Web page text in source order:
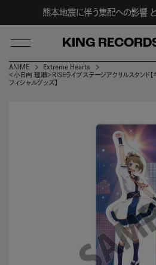
熊本地震に伴う集配への影響
KING
ANIME
Extreme Hearts
＜小日向 理瀬＞RISEライブステージアクリルスタンド
フィシャルグッズ】